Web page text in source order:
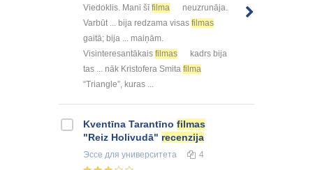
Viedoklis. Mani šīfilma
neuzrunāja.
Varbūt ... bija redzama visas filmas
gaitā; bija ... maiņām.
Visinteresantākais filmas
kadrs bija
tas ... nāk Kristofera Smita filma
“Triangle”, kuras ...
Kventīna Tarantīno filmas
"Reiz Holivudā" recenzija
Эссе для университета 4